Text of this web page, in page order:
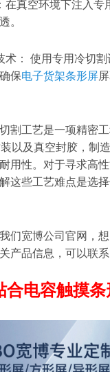
在真空环境下注入专
。
术： 使用专用冷切
保电子货架条形屏
割工艺是一项精密
以及真空封胶，制
用性。对于寻求高
这些工艺难点是选
们宽博公司官网，
产品信息，可以联
合电容触摸条